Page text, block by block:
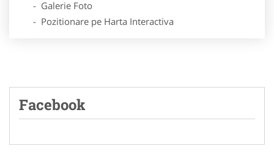
- Galerie Foto
- Pozitionare pe Harta Interactiva
Facebook